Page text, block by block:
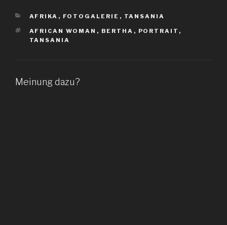
KATEGORIEN
AFRIKA , FOTOGALERIE , TANSANIA
SCHLAGWÖRTER
AFRICAN WOMAN , BERTHA , PORTRAIT ,
TANSANIA
Meinung dazu?